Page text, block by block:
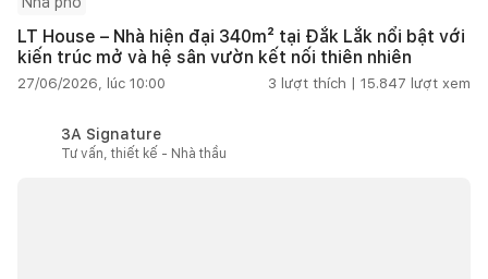
LT House – Nhà hiện đại 340m² tại Đắk Lắk nổi bật với
kiến trúc mở và hệ sân vườn kết nối thiên nhiên
27/06/2026, lúc 10:00 3 lượt thích | 15.847 lượt xem
3A Signature
Tư vấn, thiết kế - Nhà thầu